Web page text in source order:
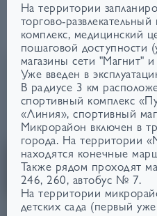
Темы
Стройка
На территории
торгово-
комплекс, медицинский
пошаговой доступности
магазины сети "Магнит"
Уже введен в
В радиусе 3 км
спортивный комплекс
«Линия», спортивный
Микрорайон включен в
города. На территории
находятся конечные
Также рядом проходят
246, 260, автобус № 7.
На территории
детских сада (первый